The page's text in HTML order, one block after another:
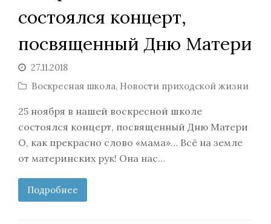
состоялся концерт,
посвященный Дню Матери
27.11.2018
Воскресная школа, Новости приходской жизни
25 ноября в нашей воскресной школе
состоялся концерт, посвященный Дню Матери
О, как прекрасно слово «мама»… Всё на земле
от материнских рук! Она нас…
Подробнее